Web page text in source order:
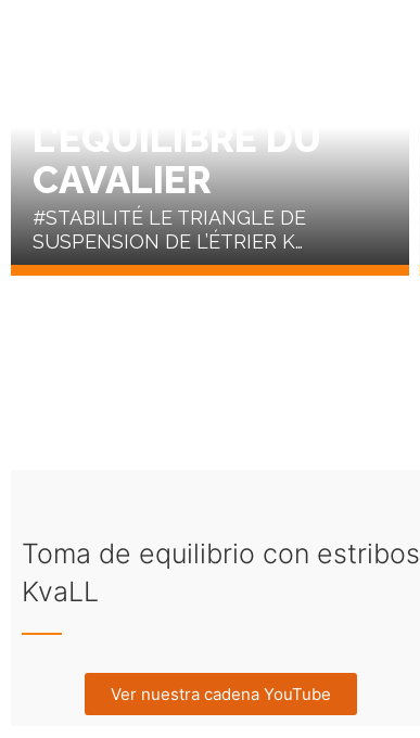
L’ÉQUILIBRE DU
CAVALIER
#STABILITÉ LE TRIANGLE DE
SUSPENSION DE L’ÉTRIER K…
Toma de equilibrio con estribos
KvaLL
Ver nuestra cadena YouTube